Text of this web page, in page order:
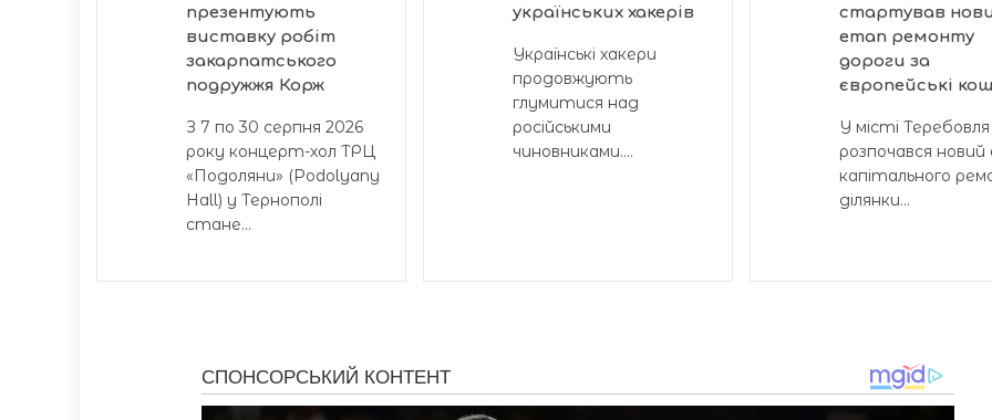
презентують
виставку робіт
закарпатського
подружжя Корж
З 7 по 30 серпня 2026
року концерт-хол ТРЦ
«Подоляни» (Podolyany
Hall) у Тернополі
стане...
українських хакерів
Українські хакери
продовжують
глумитися над
російськими
чиновниками....
стартував
етап ремонту
дороги за
європейські
У місті Теребовля
розпочався
капітального
ділянки...